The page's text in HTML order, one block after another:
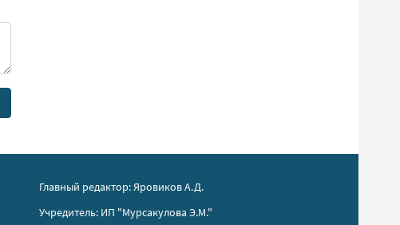
Главный редактор: Яровиков А.Д.
Учредитель: ИП "Мурсакулова Э.М."